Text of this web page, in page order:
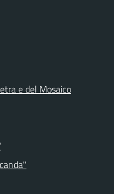
e del Mosaico